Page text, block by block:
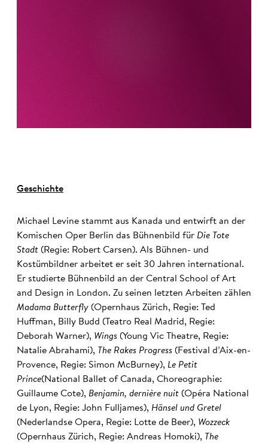
Geschichte
Michael Levine stammt aus Kanada und entwirft an der
Komischen Oper Berlin das Bühnenbild für Die Tote
Stadt (Regie: Robert Carsen). Als Bühnen- und
Kostümbildner arbeitet er seit 30 Jahren international.
Er studierte Bühnenbild an der Central School of Art
and Design in London. Zu seinen letzten Arbeiten zählen
Madama Butterfly (Opernhaus Zürich, Regie: Ted
Huffman, Billy Budd (Teatro Real Madrid, Regie:
Deborah Warner), Wings (Young Vic Theatre, Regie:
Natalie Abrahami), The Rakes Progress (Festival d’Aix-en-
Provence, Regie: Simon McBurney), Le Petit
Prince(National Ballet of Canada, Choreographie:
Guillaume Cote), Benjamin, dernière nuit (Opéra National
de Lyon, Regie: John Fulljames), Hänsel und Gretel
(Nederlandse Opera, Regie: Lotte de Beer), Wozzeck
(Opernhaus Zürich, Regie: Andreas Homoki), The